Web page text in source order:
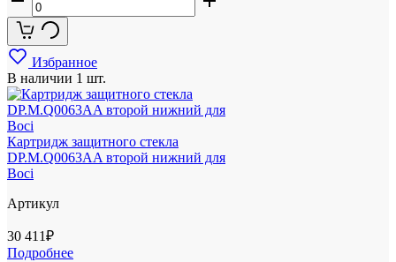
Избранное
В наличии 1 шт.
Картридж защитного стекла
DP.M.Q0063AA второй нижний для
Boci
Артикул
30 411₽
Подробнее